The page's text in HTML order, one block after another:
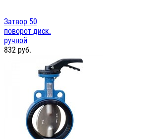
Затвор 50
поворот диск.
ручной
832 руб.